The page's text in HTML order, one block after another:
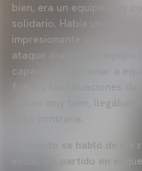
bien, era un equipo muy
solidario. Había una
impresionante y cuando
ataque éramos un equipo
capaces de dominar a
fuera y las situaciones
daban muy bien,
¡Y cuánto se habló de
inicial del partido en el